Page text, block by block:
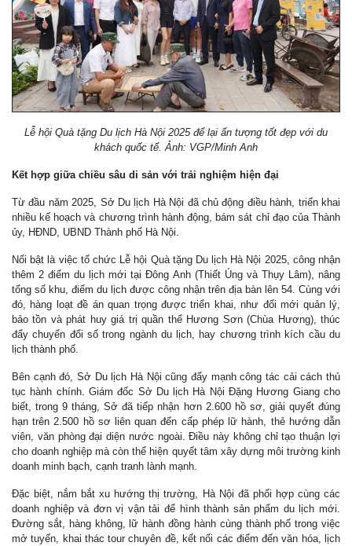
Lễ hội Quà tặng Du lịch Hà Nội 2025 để lại ấn tượng tốt đẹp với du
khách quốc tế. Ảnh: VGP/Minh Anh
Kết hợp giữa chiều sâu di sản với trải nghiệm hiện đại
Từ đầu năm 2025, Sở Du lịch Hà Nội đã chủ động điều hành, triển khai
nhiều kế hoạch và chương trình hành động, bám sát chỉ đạo của Thành
ủy, HĐND, UBND Thành phố Hà Nội.
Nổi bật là việc tổ chức Lễ hội Quà tặng Du lịch Hà Nội 2025, công nhận
thêm 2 điểm du lịch mới tại Đông Anh (Thiết Úng và Thụy Lâm), nâng
tổng số khu, điểm du lịch được công nhận trên địa bàn lên 54. Cùng với
đó, hàng loạt đề án quan trọng được triển khai, như đổi mới quản lý,
bảo tồn và phát huy giá trị quần thể Hương Sơn (Chùa Hương), thúc
đẩy chuyển đổi số trong ngành du lịch, hay chương trình kích cầu du
lịch thành phố.
Bên cạnh đó, Sở Du lịch Hà Nội cũng đẩy mạnh công tác cải cách thủ
tục hành chính. Giám đốc Sở Du lịch Hà Nội Đặng Hương Giang cho
biết, trong 9 tháng, Sở đã tiếp nhận hơn 2.600 hồ sơ, giải quyết đúng
hạn trên 2.500 hồ sơ liên quan đến cấp phép lữ hành, thẻ hướng dẫn
viên, văn phòng đại diện nước ngoài. Điều này không chỉ tạo thuận lợi
cho doanh nghiệp mà còn thể hiện quyết tâm xây dựng môi trường kinh
doanh minh bạch, cạnh tranh lành mạnh.
Đặc biệt, nắm bắt xu hướng thị trường, Hà Nội đã phối hợp cùng các
doanh nghiệp và đơn vị vận tải để hình thành sản phẩm du lịch mới.
Đường sắt, hàng không, lữ hành đồng hành cùng thành phố trong việc
mở tuyến, khai thác tour chuyên đề, kết nối các điểm đến văn hóa, lịch